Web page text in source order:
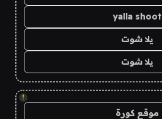
yalla shoot
يلا شوت
يلا شوت
!
موقع كورة